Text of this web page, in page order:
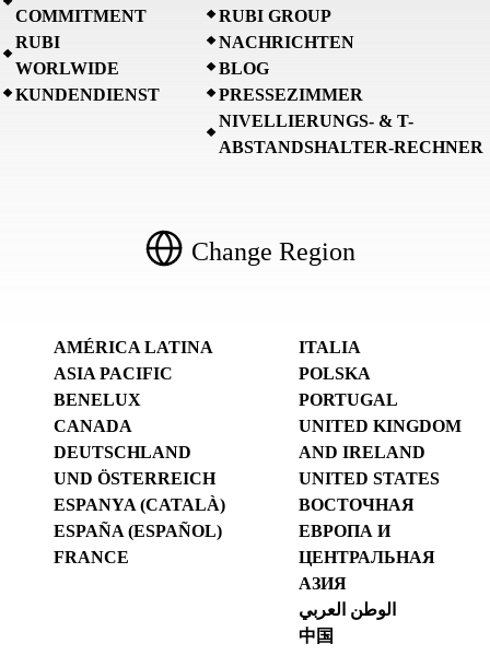
COMMITMENT
RUBI
WORLWIDE
KUNDENDIENST
RUBI GROUP
NACHRICHTEN
BLOG
PRESSEZIMMER
NIVELLIERUNGS- & T-
ABSTANDSHALTER-RECHNER
Change Region
AMÉRICA LATINA
ASIA PACIFIC
BENELUX
CANADA
DEUTSCHLAND
UND ÖSTERREICH
ESPANYA (CATALÀ)
ESPAÑA (ESPAÑOL)
FRANCE
ITALIA
POLSKA
PORTUGAL
UNITED KINGDOM
AND IRELAND
UNITED STATES
ВОСТОЧНАЯ
ЕВРОПА И
ЦЕНТРАЛЬНАЯ
АЗИЯ
الوطن العربي
中国